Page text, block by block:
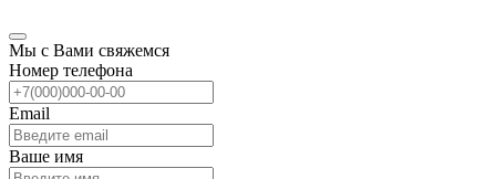
Мы с Вами свяжемся
Номер телефона
Email
Ваше имя